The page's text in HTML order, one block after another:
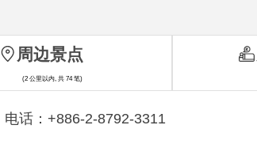
电话：+886-2-8792-3311
周边景点
(2 公里以内, 共 74 笔)